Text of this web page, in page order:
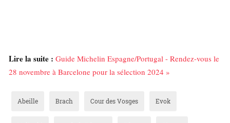
Lire la suite : Guide Michelin Espagne/Portugal - Rendez-vous le
28 novembre à Barcelone pour la sélection 2024 »
Abeille Brach Cour des Vosges Evok